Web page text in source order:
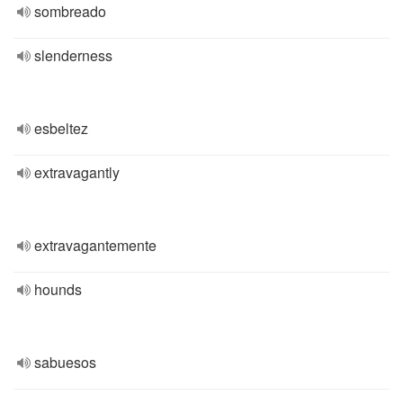
sombreado
slenderness
esbeltez
extravagantly
extravagantemente
hounds
sabuesos